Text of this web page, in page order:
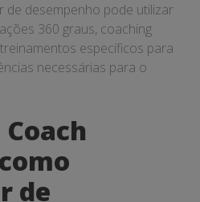
de desempenho pode utilizar
360 graus, coaching
específicos para
necessárias para o
de